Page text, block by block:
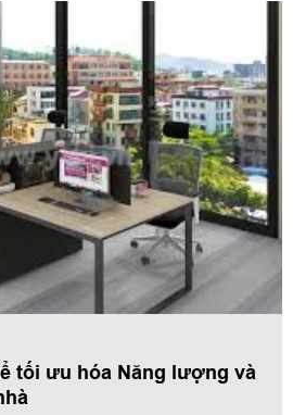
tối ưu hóa Năng lượng và